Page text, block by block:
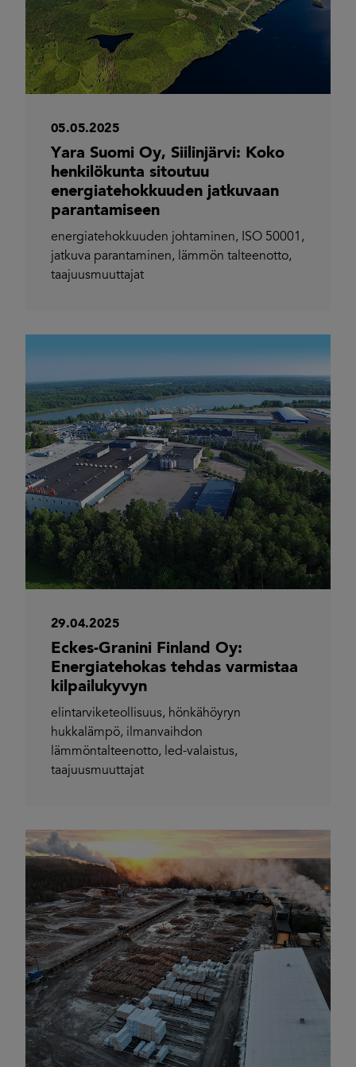
05.05.2025
Yara Suomi Oy, Siilinjärvi: Koko
henkilökunta sitoutuu
energiatehokkuuden jatkuvaan
parantamiseen
energiatehokkuuden johtaminen, ISO 50001 ,
jatkuva parantaminen, lämmön talteenotto,
taajuusmuuttajat
29.04.2025
Eckes-Granini Finland Oy:
Energiatehokas tehdas varmistaa
kilpailukyvyn
elintarviketeollisuus, hönkähöyryn
hukkalämpö, ilmanvaihdon
lämmöntalteenotto, led-valaistus,
taajuusmuuttajat